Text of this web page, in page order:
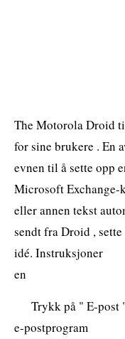
The Motorola Droid
for sine brukere . En
evnen til å sette opp
Microsoft Exchange-
eller annen tekst
sendt fra Droid ,
idé. Instruksjoner
en
Trykk på " E-post
e-postprogram